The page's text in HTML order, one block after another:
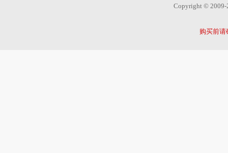
Copyright ©
购买前